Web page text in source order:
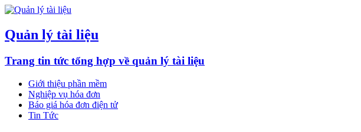
Quản lý tài liệu
Trang tin tức tổng hợp về quản lý tài liệu
Giới thiệu phần mềm
Nghiệp vụ hóa đơn
Báo giá hóa đơn điện tử
Tin Tức